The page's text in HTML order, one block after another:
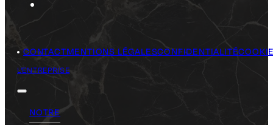
L'ENTREPRISE
NOTRE
CONTACTMENTIONS LÉGALESCONFIDENTIALITÉ